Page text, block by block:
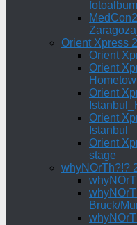
fotoalbum
Orient Xpress
Orient
Orient
Orient
Orient
Istanbul
Orient
stage
whyNOrTh?!?
Bruck/